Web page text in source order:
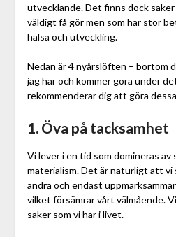
utvecklande. Det finns dock
väldigt få gör men som har stor
hälsa och utveckling.
Nedan är 4 nyårslöften – bortom
jag har och kommer göra under
rekommenderar dig att göra
1. Öva på tacksamhet
Vi lever i en tid som domineras av
materialism. Det är naturligt att vi
andra och endast
vilket försämrar vårt välmående.
saker som vi har i livet.